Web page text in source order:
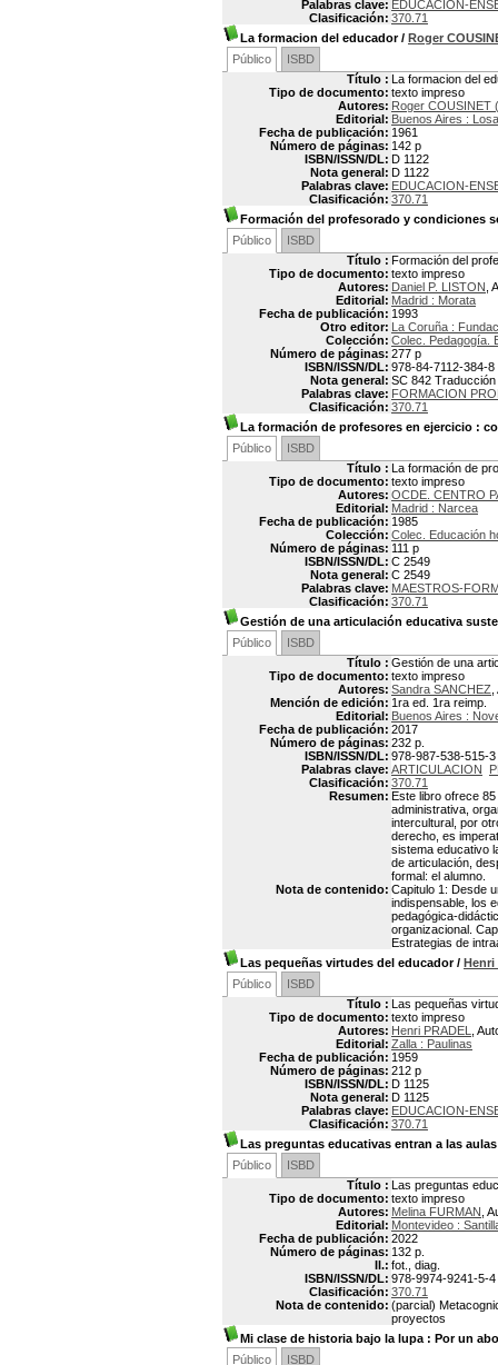
Palabras clave: EDUCACION-
Clasificación: 370.71
La formacion del educador/ Roger
Público
ISBD
Título : La formacion del
Tipo de documento: texto impreso
Autores: Roger COUSINET
Editorial: Buenos Aires :
Fecha de publicación: 1961
Número de páginas: 142 p
ISBN/ISSN/DL: D 1122
Nota general: D 1122
Palabras clave: EDUCACION-
Clasificación: 370.71
Formación del profesorado y condiciones
Público
ISBD
Título : Formación del
Tipo de documento: texto impreso
Autores: Daniel P. LISTON ,
Editorial: Madrid : Morata
Fecha de publicación: 1993
Otro editor: La Coruña :
Colección: Colec. Pedagogía.
Número de páginas: 277 p
ISBN/ISSN/DL: 978-84-7112-384-8
Nota general: SC 842
Palabras clave: FORMACION
Clasificación: 370.71
La formación de profesores en ejercicio :
Público
ISBD
Título : La formación de
Tipo de documento: texto impreso
Autores: OCDE. CENTRO
Editorial: Madrid : Narcea
Fecha de publicación: 1985
Colección: Colec. Educación
Número de páginas: 111 p
ISBN/ISSN/DL: C 2549
Nota general: C 2549
Palabras clave: MAESTROS-
Clasificación: 370.71
Gestión de una articulación educativa
Público
ISBD
Título : Gestión de una
Tipo de documento: texto impreso
Autores: Sandra SANCHEZ
Mención de edición: 1ra ed. 1ra reimp.
Editorial: Buenos Aires :
Fecha de publicación: 2017
Número de páginas: 232 p.
ISBN/ISSN/DL: 978-987-538-515-3
Palabras clave: ARTICULACION
Clasificación: 370.71
Resumen: Este libro ofrece
administrativa,
intercultural, por
derecho, es
sistema educativo
de articulación,
formal: el alumno.
Nota de contenido: Capitulo 1: Desde
indispensable, los
pedagógica-
organizacional.
Estrategias de
Las pequeñas virtudes del educador/ Henri
Público
ISBD
Título : Las pequeñas
Tipo de documento: texto impreso
Autores: Henri PRADEL
,
Editorial: Zalla : Paulinas
Fecha de publicación: 1959
Número de páginas: 212 p
ISBN/ISSN/DL: D 1125
Nota general: D 1125
Palabras clave: EDUCACION-
Clasificación: 370.71
Las preguntas educativas entran a las aulas
Público
ISBD
Título : Las preguntas
Tipo de documento: texto impreso
Autores: Melina FURMAN ,
Editorial: Montevideo :
Fecha de publicación: 2022
Número de páginas: 132 p.
Il.: fot., diag.
ISBN/ISSN/DL: 978-9974-9241-5-4
Clasificación: 370.71
Nota de contenido: (parcial)
proyectos
Mi clase de historia bajo la lupa : Por un
Público
ISBD